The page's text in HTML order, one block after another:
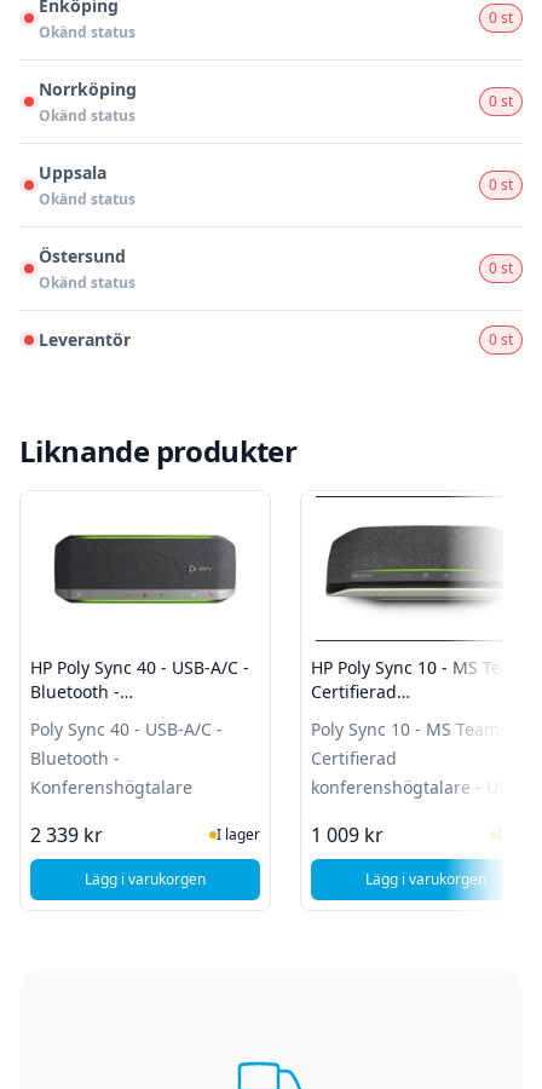
Enköping
Okänd status
0 st
Norrköping
Okänd status
0 st
Uppsala
Okänd status
0 st
Östersund
Okänd status
0 st
Leverantör 0 st
Liknande produkter
HP Poly Sync 40 - USB-A/C -
Bluetooth -
Poly Sync 40 - USB-A/C -
Bluetooth -
Konferenshögtalare
2 339 kr I Lager
I lager
Lägg i varukorgen, HP Poly Sync 40 - USB-A/C - Bluetooth -
HP Poly Sync 10 - MS Teams
Certifierad
Poly Sync 10 - MS Teams
Certifierad
konferenshögtalare - USB-A
1 009 kr I
Lägg i varukorgen
, HP Poly Sync